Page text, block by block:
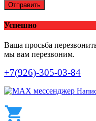
Отправить
Успешно
Ваша просьба
мы вам перезвоним.
+7(926)-305-03-84